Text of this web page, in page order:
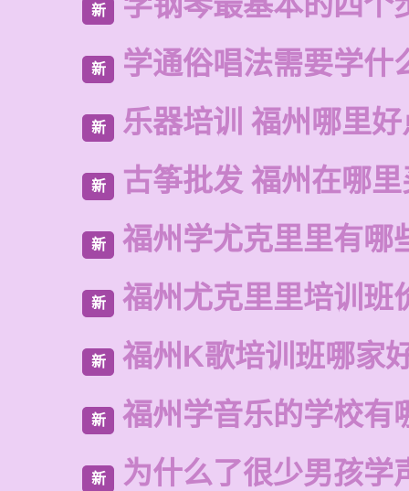
新
新 学通俗唱法需要学什
新 乐器培训 福州哪里
新 古筝批发 福州在哪
新 福州学尤克里里有哪
新 福州尤克里里培训班
新 福州K歌培训班哪家
新 福州学音乐的学校有
新 为什么了很少男孩学